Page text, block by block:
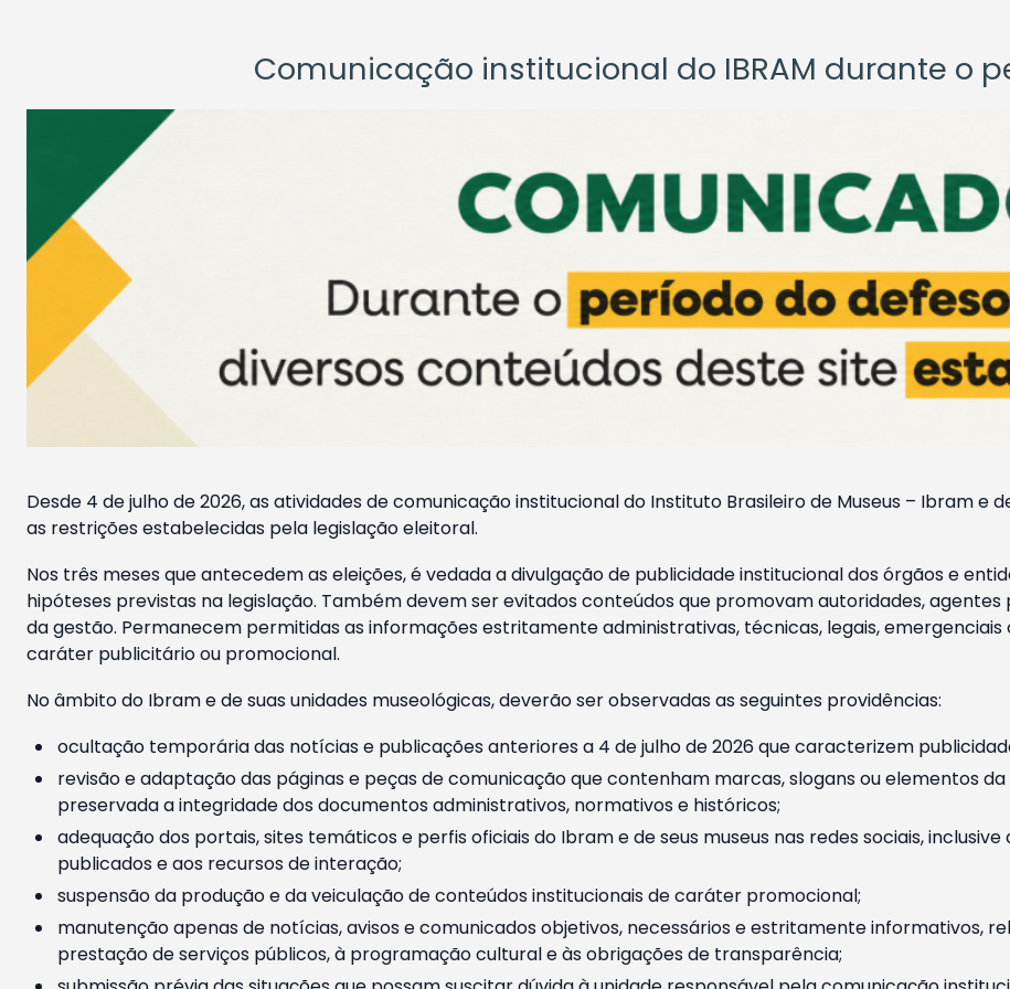
Comunicação institucional do IBRAM durante o
Desde 4 de julho de 2026, as atividades de comunicação institucional do Instituto Brasileiro de Museus – Ibram e
as restrições estabelecidas pela legislação eleitoral.
Nos três meses que antecedem as eleições, é vedada a divulgação de publicidade institucional dos órgãos e
hipóteses previstas na legislação. Também devem ser evitados conteúdos que promovam autoridades,
da gestão. Permanecem permitidas as informações estritamente administrativas, técnicas, legais,
caráter publicitário ou promocional.
No âmbito do Ibram e de suas unidades museológicas, deverão ser observadas as seguintes providências:
ocultação temporária das notícias e publicações anteriores a 4 de julho de 2026 que caracterizem
revisão e adaptação das páginas e peças de comunicação que contenham marcas, slogans ou elementos
preservada a integridade dos documentos administrativos, normativos e históricos;
adequação dos portais, sites temáticos e perfis oficiais do Ibram e de seus museus nas redes sociais,
publicados e aos recursos de interação;
suspensão da produção e da veiculação de conteúdos institucionais de caráter promocional;
manutenção apenas de notícias, avisos e comunicados objetivos, necessários e estritamente informativos,
prestação de serviços públicos, à programação cultural e às obrigações de transparência;